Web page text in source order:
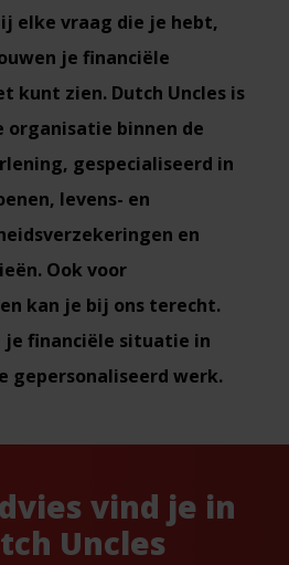
elke vraag die je hebt,
je financiële
kunt zien. Dutch Uncles is
binnen de
gespecialiseerd in
levens- en
en
Ook voor
kan je bij ons terecht.
je financiële situatie in
gepersonaliseerd werk.
vind je in
Uncles